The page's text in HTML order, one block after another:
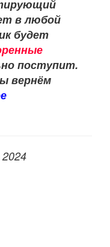
в любой
будет
поступит.
вернём